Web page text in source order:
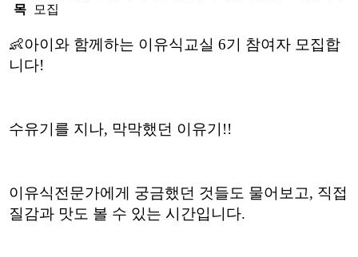
목
모집
👶아이와 함께하는 이유식교실 6기 참여자 모집합
니다!
수유기를 지나, 막막했던 이유기 !!
이유식전문가에게 궁금했던 것들도 물어보고, 직접
질감과 맛도 볼 수 있는 시간입니다.